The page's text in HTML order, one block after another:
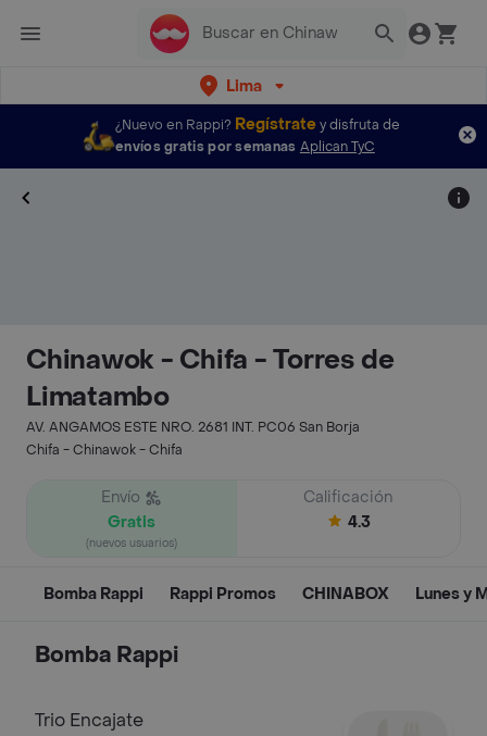
Lima
¿Nuevo en Rappi? Regístratey disfruta de
envíos gratis por semanas Aplican TyC
Chinawok - Chifa - Torres de
Limatambo
AV. ANGAMOS ESTE NRO. 2681 INT. PC06 San Borja
Chifa - Chinawok - Chifa
Envío
Gratis
(nuevos usuarios)
Calificación
4.3
Bomba Rappi Rappi Promos CHINABOX Lunes y
Bomba Rappi
Trio Encajate